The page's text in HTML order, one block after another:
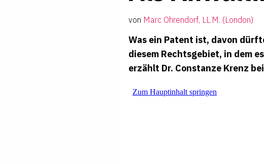
von Marc Ohrendorf, LL.M. (London)
Was ein Patent ist, davon
diesem Rechtsgebiet, in dem
erzählt Dr. Constanze Krenz bei